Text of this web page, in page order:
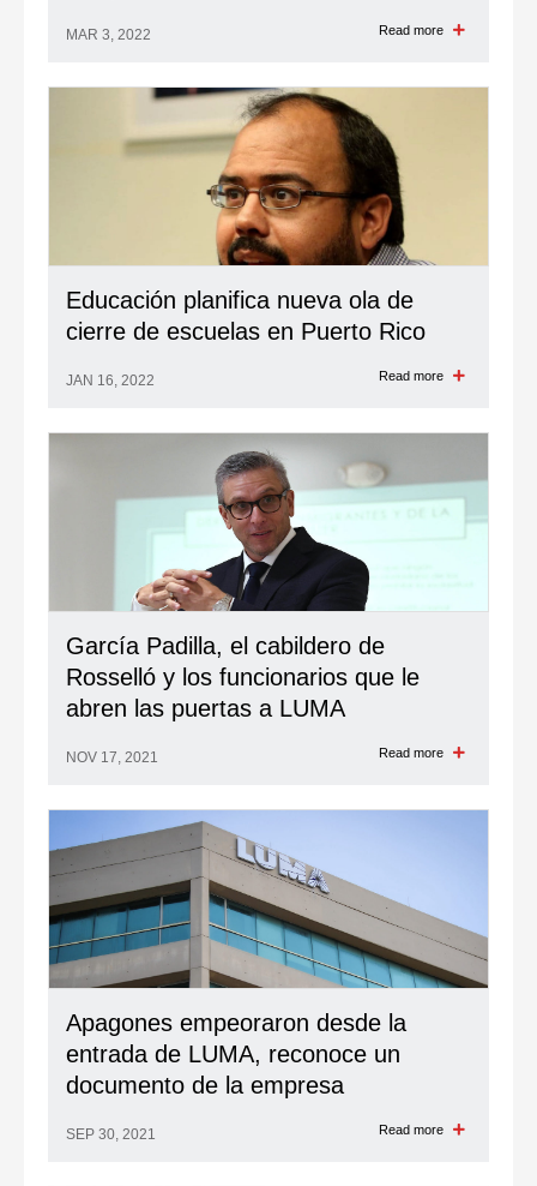
MAR 3, 2022 Read more
Educación planifica nueva ola de
cierre de escuelas en Puerto Rico
JAN 16, 2022 Read more
García Padilla, el cabildero de
Rosselló y los funcionarios que le
abren las puertas a LUMA
NOV 17, 2021 Read more
Apagones empeoraron desde la
entrada de LUMA, reconoce un
documento de la empresa
SEP 30, 2021 Read more